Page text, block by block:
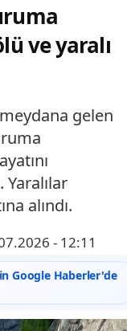
ve yaralı
gelen
alındı.
- 12:11
Google Haberler'de